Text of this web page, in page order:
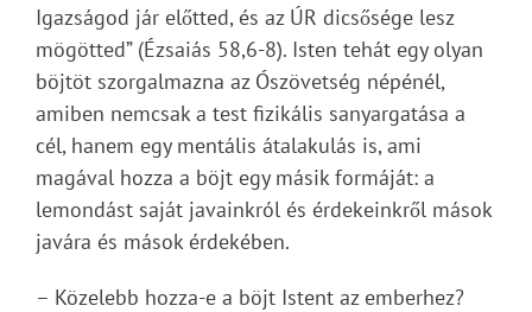
Igazságod jár előtted, és az ÚR dicsősége lesz
mögötted” (Ézsaiás 58,6-8). Isten tehát egy olyan
böjtöt szorgalmazna az Ószövetség népénél,
amiben nemcsak a test fizikális sanyargatása a
cél, hanem egy mentális átalakulás is, ami
magával hozza a böjt egy másik formáját: a
lemondást saját javainkról és érdekeinkről mások
javára és mások érdekében.
– Közelebb hozza-e a böjt Istent az emberhez?